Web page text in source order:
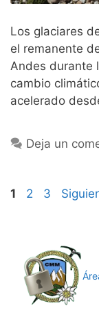
Los glaciares
el remanente
Andes durante
cambio
acelerado
Deja un
Página
1 Página
2 Página
3